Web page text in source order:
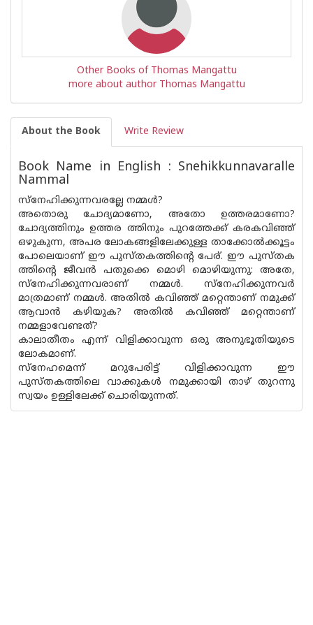
Other Books of Thomas Mangattu
more about author Thomas Mangattu
About the Book Write Review
Book Name in English : Snehikkunnavaralle
Nammal
സ്നേഹിക്കുന്നവരല്ലേ നമ്മൾ?
അതൊരു ചോദ്യമാണോ, അതോ ഉത്തരമാണോ?
ചോദ്യത്തിനും ഉത്തര ത്തിനും പുറത്തേക്ക് കരകവിഞ്ഞ്
ഒഴുകുന്ന, അപര ലോകങ്ങളിലേക്കുള്ള താക്കോൽക്കൂട്ടം
പോലെയാണ് ഈ പുസ്‌തകത്തിന്റെ പേര്. ഈ പുസ്‌തക
ത്തിന്റെ ജീവൻ പതുക്കെ മൊഴി മൊഴിയുന്നു: അതേ,
സ്നേഹിക്കുന്നവരാണ് നമ്മൾ. സ്നേഹിക്കുന്നവർ
മാത്രമാണ് നമ്മൾ. അതിൽ കവിഞ്ഞ് മറ്റെന്താണ് നമുക്ക്
ആവാൻ കഴിയുക? അതിൽ കവിഞ്ഞ് മറ്റെന്താണ്
നമ്മളാവേണ്ടത്?
കാലാതീതം എന്ന് വിളിക്കാവുന്ന ഒരു അനുഭൂതിയുടെ
ലോകമാണ്.
സ്നേഹമെന്ന് മറുപേരിട്ട് വിളിക്കാവുന്ന ഈ
പുസ്‌തകത്തിലെ വാക്കുകൾ നമുക്കായി താഴ് തുറന്നു
സ്വയം ഉള്ളിലേക്ക് ചൊരിയുന്നത്.